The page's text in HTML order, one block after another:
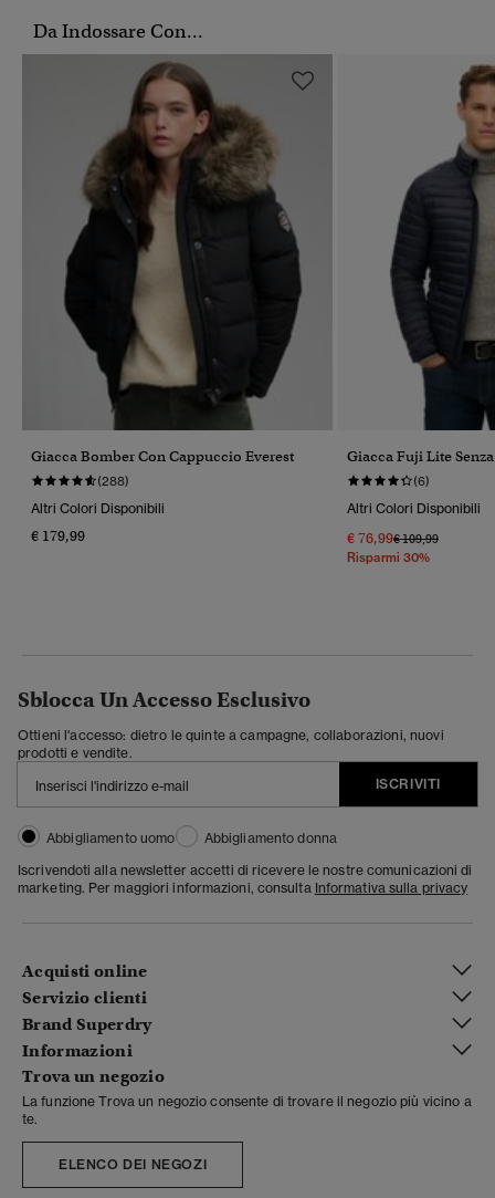
Da Indossare Con...
Giacca Bomber Con Cappuccio Everest
(288)
Altri Colori Disponibili
€ 179,99
Giacca Fuji Lite
(6)
Altri Colori Disponibili
€ 76,99Prezzo Ridotto Da
€ 109,99A
Risparmi 30%
Sblocca Un Accesso Esclusivo
Ottieni l'accesso: dietro le quinte a campagne, collaborazioni, nuovi
prodotti e vendite.
ISCRIVITI
Abbigliamento uomo
Abbigliamento donna
Iscrivendoti alla newsletter accetti di ricevere le nostre comunicazioni di
marketing. Per maggiori informazioni, consulta Informativa sulla privacy
Acquisti online
Servizio clienti
Brand Superdry
Informazioni
Trova un negozio
La funzione Trova un negozio consente di trovare il negozio più vicino a
te.
ELENCO DEI NEGOZI